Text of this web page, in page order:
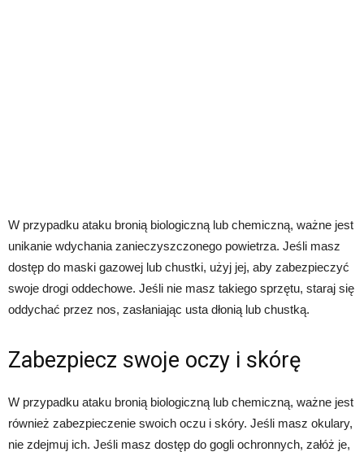
W przypadku ataku bronią biologiczną lub chemiczną, ważne jest
unikanie wdychania zanieczyszczonego powietrza. Jeśli masz
dostęp do maski gazowej lub chustki, użyj jej, aby zabezpieczyć
swoje drogi oddechowe. Jeśli nie masz takiego sprzętu, staraj się
oddychać przez nos, zasłaniając usta dłonią lub chustką.
Zabezpiecz swoje oczy i skórę
W przypadku ataku bronią biologiczną lub chemiczną, ważne jest
również zabezpieczenie swoich oczu i skóry. Jeśli masz okulary,
nie zdejmuj ich. Jeśli masz dostęp do gogli ochronnych, załóż je,